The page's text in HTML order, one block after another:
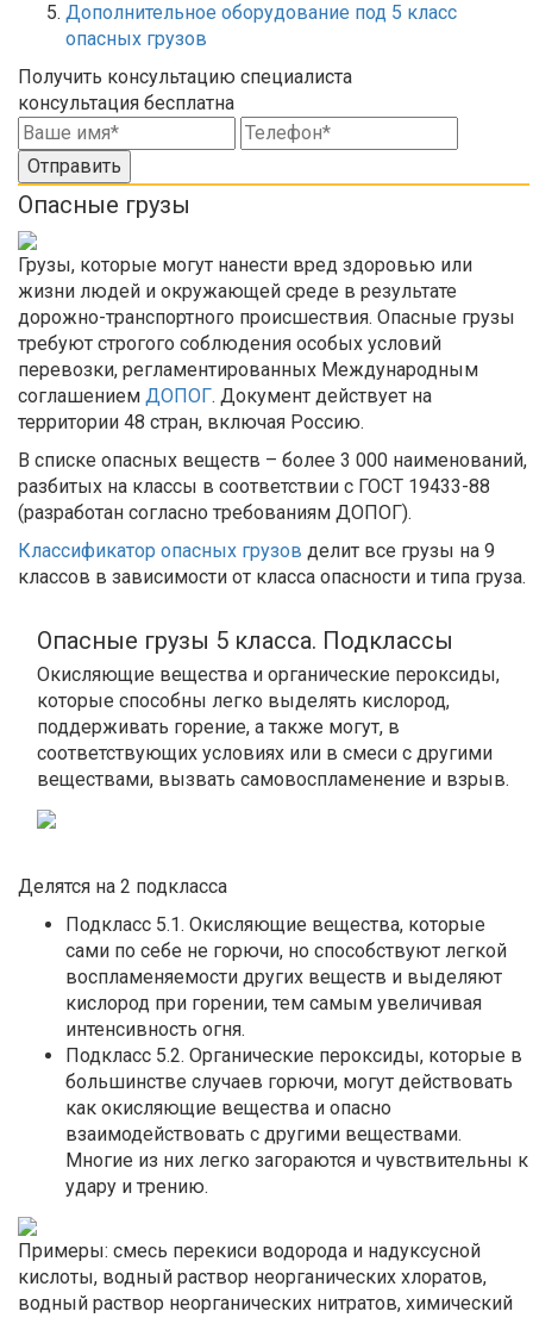
Дополнительное оборудование под 5 класс
опасных грузов
Получить консультацию специалиста
консультация бесплатна
Отправить
Опасные грузы
Грузы, которые могут нанести вред здоровью или
жизни людей и окружающей среде в результате
дорожно-транспортного происшествия. Опасные грузы
требуют строгого соблюдения особых условий
перевозки, регламентированных Международным
соглашением ДОПОГ. Документ действует на
территории 48 стран, включая Россию.
В списке опасных веществ – более 3 000 наименований,
разбитых на классы в соответствии с ГОСТ 19433-88
(разработан согласно требованиям ДОПОГ).
Классификатор опасных грузов делит все грузы на 9
классов в зависимости от класса опасности и типа груза.
Опасные грузы 5 класса. Подклассы
Окисляющие вещества и органические пероксиды,
которые способны легко выделять кислород,
поддерживать горение, а также могут, в
соответствующих условиях или в смеси с другими
веществами, вызвать самовоспламенение и взрыв.
Делятся на 2 подкласса
Подкласс 5.1. Окисляющие вещества, которые
сами по себе не горючи, но способствуют легкой
воспламеняемости других веществ и выделяют
кислород при горении, тем самым увеличивая
интенсивность огня.
Подкласс 5.2. Органические пероксиды, которые в
большинстве случаев горючи, могут действовать
как окисляющие вещества и опасно
взаимодействовать с другими веществами.
Многие из них легко загораются и чувствительны к
удару и трению.
Примеры: смесь перекиси водорода и надуксусной
кислоты, водный раствор неорганических хлоратов,
водный раствор неорганических нитратов, химический